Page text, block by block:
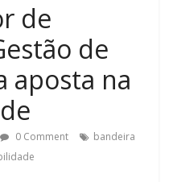
de
de
aposta na
0 Comment
bandeira